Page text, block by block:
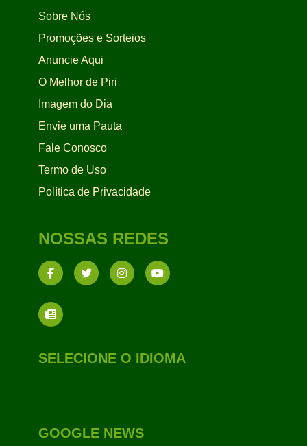
Sobre Nós
Promoções e Sorteios
Anuncie Aqui
O Melhor de Piri
Imagem do Dia
Envie uma Pauta
Fale Conosco
Termo de Uso
Política de Privacidade
NOSSAS REDES
SELECIONE O IDIOMA
GOOGLE NEWS